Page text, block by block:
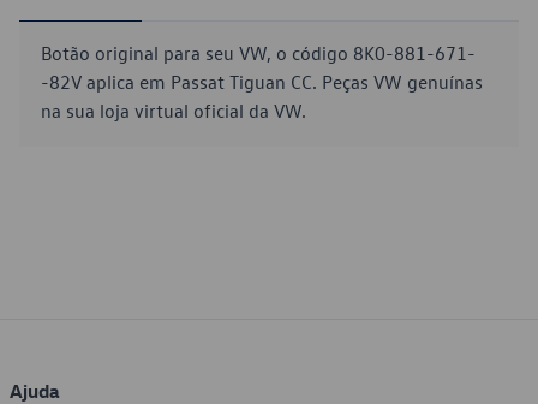
Botão original para seu VW, o código 8K0-881-671-
-82V aplica em Passat Tiguan CC. Peças VW genuínas
na sua loja virtual oficial da VW.
Ajuda